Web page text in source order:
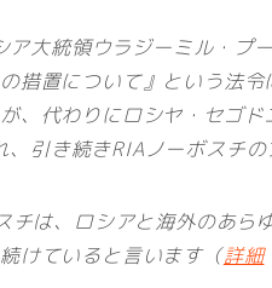
大統領ウラジーミル・プ
措置について』という法
、代わりにロシヤ・セゴ
引き続きRIAノーボスチ
チは、ロシアと海外のあ
けていると言います（詳細